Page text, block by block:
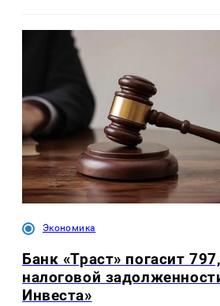
Экономика
Банк «Траст» погасит
налоговой
Инвеста»